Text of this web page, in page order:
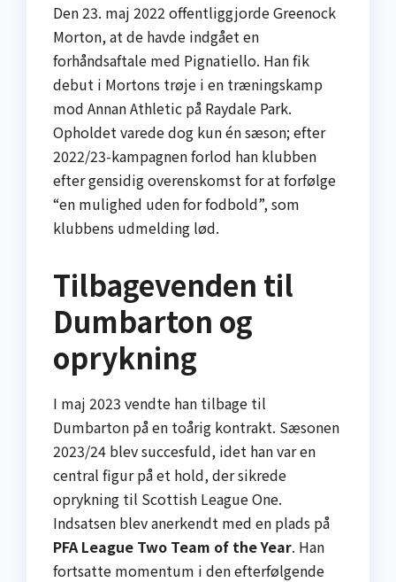
Den 23. maj 2022 offentliggjorde Greenock
Morton, at de havde indgået en
forhåndsaftale med Pignatiello. Han fik
debut i Mortons trøje i en træningskamp
mod Annan Athletic på Raydale Park.
Opholdet varede dog kun én sæson; efter
2022/23-kampagnen forlod han klubben
efter gensidig overenskomst for at forfølge
“en mulighed uden for fodbold”, som
klubbens udmelding lød.
Tilbagevenden til
Dumbarton og
oprykning
I maj 2023 vendte han tilbage til
Dumbarton på en toårig kontrakt. Sæsonen
2023/24 blev succesfuld, idet han var en
central figur på et hold, der sikrede
oprykning til Scottish League One.
Indsatsen blev anerkendt med en plads på
PFA League Two Team of the Year. Han
fortsatte momentum i den efterfølgende